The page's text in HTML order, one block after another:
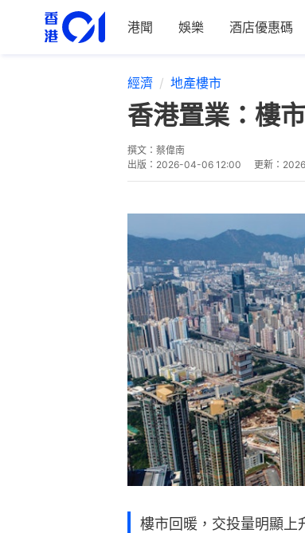
港聞 娛樂 酒店優惠碼
經濟 地產樓市
香港置業：樓
撰文： 蔡偉南
出版： 2026-04-06 12:00 更新：
樓市回暖，交投量明顯上